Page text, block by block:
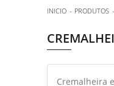
INICIO PRODUTOS
Cremalheira